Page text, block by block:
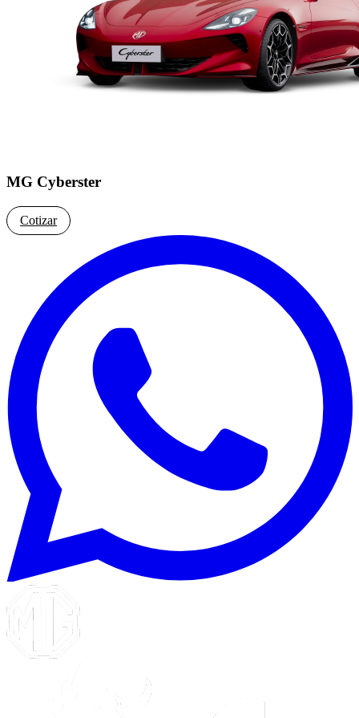
MG Cyberster
Cotizar